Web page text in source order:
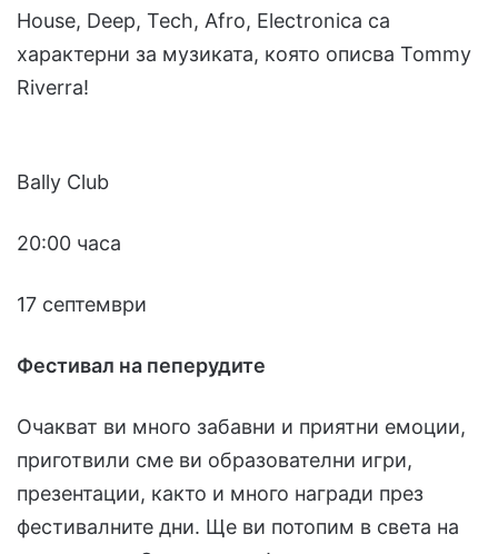
House, Deep, Tech, Afro, Electronica са
характерни за музиката, която описва Tommy
Riverra!
Bally Club
20:00 часа
17 септември
Фестивал на пеперудите
Очакват ви много забавни и приятни емоции,
приготвили сме ви образователни игри,
презентации, както и много награди през
фестивалните дни. Ще ви потопим в света на